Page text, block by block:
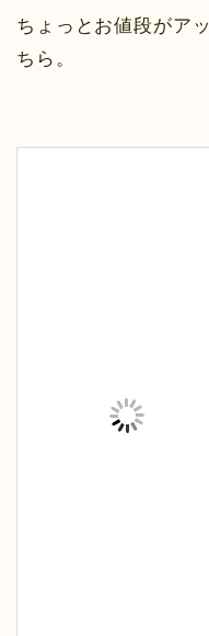
ちょっとお値段がア
ちら。